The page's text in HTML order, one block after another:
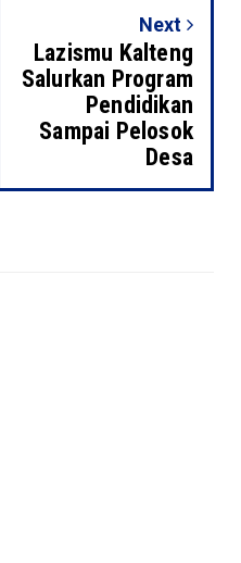
Next
Lazismu Kalteng
Salurkan Program
Pendidikan
Sampai Pelosok
Desa